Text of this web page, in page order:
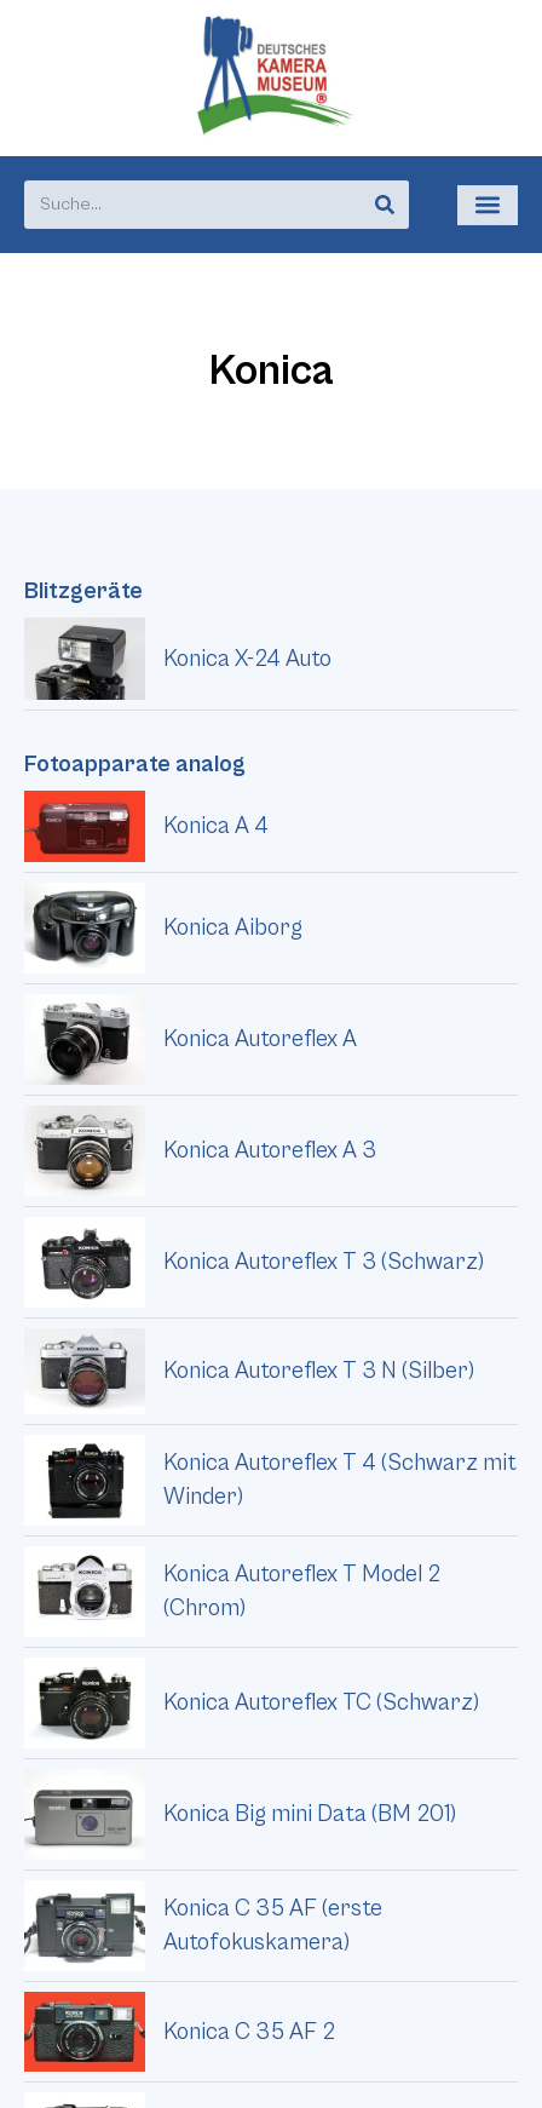
Konica
Blitzgeräte
Konica X-24 Auto
Fotoapparate analog
Konica A 4
Konica Aiborg
Konica Autoreflex A
Konica Autoreflex A 3
Konica Autoreflex T 3 (Schwarz)
Konica Autoreflex T 3 N (Silber)
Konica Autoreflex T 4 (Schwarz mit
Winder)
Konica Autoreflex T Model 2
(Chrom)
Konica Autoreflex TC (Schwarz)
Konica Big mini Data (BM 201)
Konica C 35 AF (erste
Autofokuskamera)
Konica C 35 AF 2